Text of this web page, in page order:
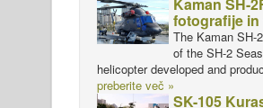
fotografije in
The Kaman SH-
of the SH-2
helicopter developed and
preberite več »
SK-105